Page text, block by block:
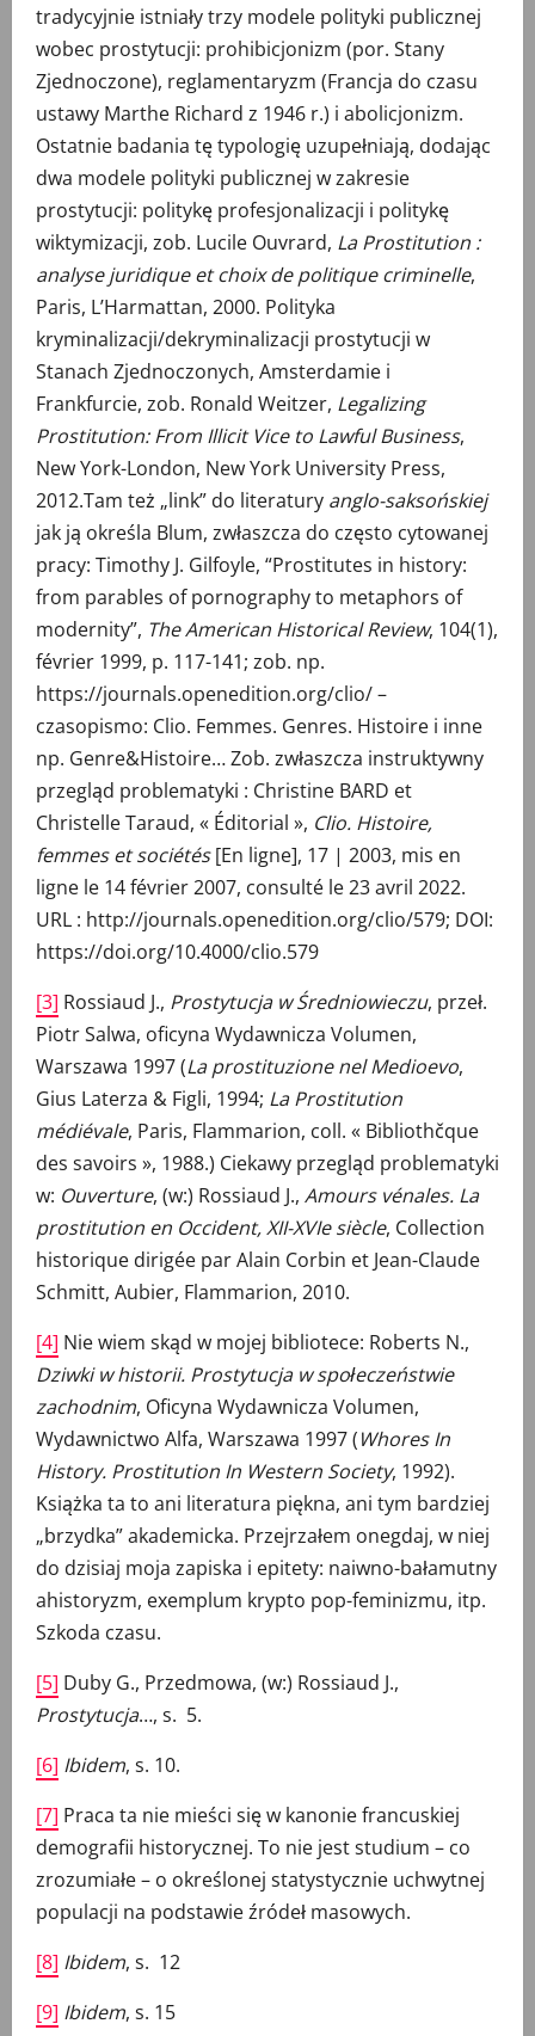
tradycyjnie istniały trzy modele polityki publicznej
wobec prostytucji: prohibicjonizm (por. Stany
Zjednoczone), reglamentaryzm (Francja do czasu
ustawy Marthe Richard z 1946 r.) i abolicjonizm.
Ostatnie badania tę typologię uzupełniają, dodając
dwa modele polityki publicznej w zakresie
prostytucji: politykę profesjonalizacji i politykę
wiktymizacji, zob. Lucile Ouvrard, La Prostitution :
analyse juridique et choix de politique criminelle,
Paris, L’Harmattan, 2000. Polityka
kryminalizacji/dekryminalizacji prostytucji w
Stanach Zjednoczonych, Amsterdamie i
Frankfurcie, zob. Ronald Weitzer, Legalizing
Prostitution: From Illicit Vice to Lawful Business,
New York-London, New York University Press,
2012.Tam też „link” do literatury anglo-saksońskiej
jak ją określa Blum, zwłaszcza do często cytowanej
pracy: Timothy J. Gilfoyle, “Prostitutes in history:
from parables of pornography to metaphors of
modernity”, The American Historical Review, 104(1),
février 1999, p. 117-141; zob. np.
https://journals.openedition.org/clio/ –
czasopismo: Clio. Femmes. Genres. Histoire i inne
np. Genre&Histoire… Zob. zwłaszcza instruktywny
przegląd problematyki : Christine BARD et
Christelle Taraud, « Éditorial », Clio. Histoire‚
femmes et sociétés[En ligne], 17 | 2003, mis en
ligne le 14 février 2007, consulté le 23 avril 2022.
URL : http://journals.openedition.org/clio/579; DOI:
https://doi.org/10.4000/clio.579
[3] Rossiaud J., Prostytucja w Średniowieczu, przeł.
Piotr Salwa, oficyna Wydawnicza Volumen,
Warszawa 1997 (La prostituzione nel Medioevo,
Gius Laterza & Figli, 1994; La Prostitution
médiévale, Paris, Flammarion, coll. « Bibliothčque
des savoirs », 1988.) Ciekawy przegląd problematyki
w: Ouverture, (w:) Rossiaud J., Amours vénales. La
prostitution en Occident, XII-XVIe siècle, Collection
historique dirigée par Alain Corbin et Jean-Claude
Schmitt, Aubier, Flammarion, 2010.
[4] Nie wiem skąd w mojej bibliotece: Roberts N.,
Dziwki w historii. Prostytucja w społeczeństwie
zachodnim, Oficyna Wydawnicza Volumen,
Wydawnictwo Alfa, Warszawa 1997 (Whores In
History. Prostitution In Western Society, 1992).
Książka ta to ani literatura piękna, ani tym bardziej
„brzydka” akademicka. Przejrzałem onegdaj, w niej
do dzisiaj moja zapiska i epitety: naiwno-bałamutny
ahistoryzm, exemplum krypto pop-feminizmu, itp.
Szkoda czasu.
[5] Duby G., Przedmowa, (w:) Rossiaud J.,
Prostytucja…, s. 5.
[6] Ibidem, s. 10.
[7] Praca ta nie mieści się w kanonie francuskiej
demografii historycznej. To nie jest studium – co
zrozumiałe – o określonej statystycznie uchwytnej
populacji na podstawie źródeł masowych.
[8] Ibidem, s. 12
[9] Ibidem, s. 15